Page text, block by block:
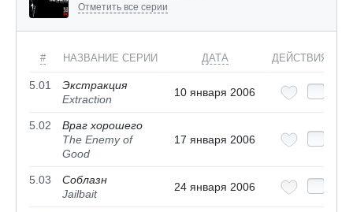
Отметить все серии
# НАЗВАНИЕ СЕРИИ ДАТА ДЕЙСТВИЯ
5.01
Экстракция
Extraction
10 января 2006
5.02
Враг хорошего
The Enemy of
Good
17 января 2006
5.03
Соблазн
Jailbait
24 января 2006